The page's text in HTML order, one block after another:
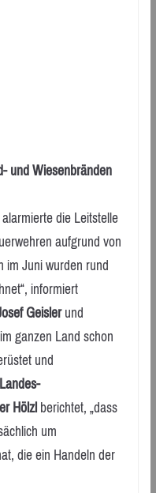
und Wiesenbränden
die Leitstelle
aufgrund von
Juni wurden rund
informiert
Geislerund
ganzen Land schon
und
Landes-
Hölzlberichtet, „dass
um
die ein Handeln der